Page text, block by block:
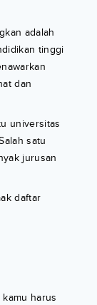
adalah
tinggi
dan
universitas
satu
jurusan
daftar
harus